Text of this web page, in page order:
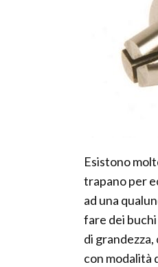
Esistono
trapano per
ad una
fare dei
di
con modalità